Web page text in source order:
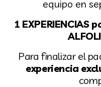
equipo en
1 EXPERIENCIAS
Para finalizar el
experiencia